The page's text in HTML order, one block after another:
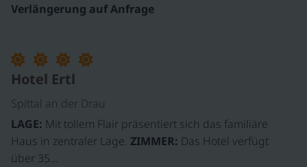
Verlängerung auf Anfrage
Hotel Ertl
Spittal an der Drau
LAGE:
Haus in zentraler Lage. ZIMMER:
über 35…